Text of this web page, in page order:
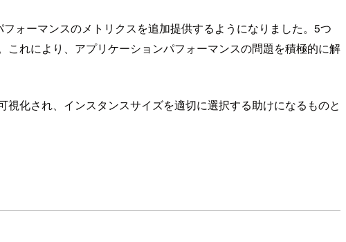
ォーマンスのメトリクスを追加提供するようになりました。5つ
れにより、アプリケーションパフォーマンスの問題を積極的に解
化され、インスタンスサイズを適切に選択する助けになるものと